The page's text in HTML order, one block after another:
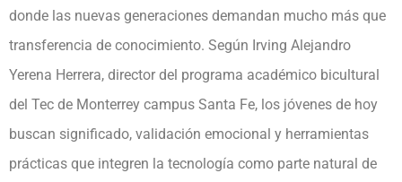
donde las nuevas generaciones demandan mucho más que
transferencia de conocimiento. Según Irving Alejandro
Yerena Herrera, director del programa académico bicultural
del Tec de Monterrey campus Santa Fe, los jóvenes de hoy
buscan significado, validación emocional y herramientas
prácticas que integren la tecnología como parte natural de